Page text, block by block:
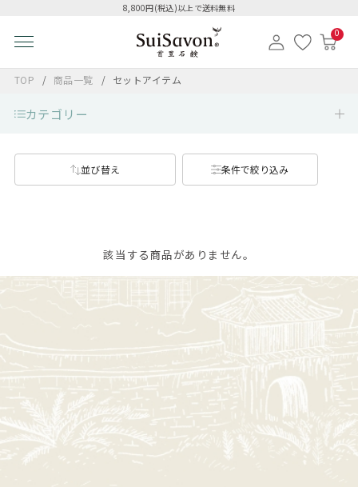
8,800円(税込)以上で送料無料
0
TOP 商品一覧 セットアイテム
カテゴリー
並び替え 条件で絞り込み
該当する商品がありません。